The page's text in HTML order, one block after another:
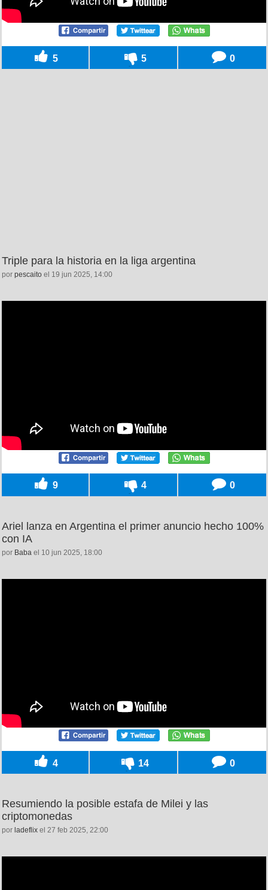
5 5 0
Triple para la historia en la liga argentina
por pescaito el 19 jun 2025, 14:00
9 4 0
Ariel lanza en Argentina el primer anuncio hecho 100%
con IA
por Baba el 10 jun 2025, 18:00
4 14 0
Resumiendo la posible estafa de Milei y las
criptomonedas
por ladeflix el 27 feb 2025, 22:00